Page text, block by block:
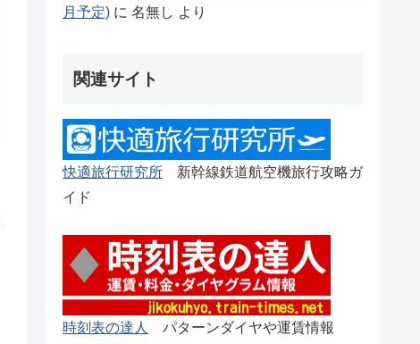
月予定) に 名無し より
関連サイト
快適旅行研究所 新幹線鉄道航空機旅行攻略ガ
イド
時刻表の達人 パターンダイヤや運賃情報